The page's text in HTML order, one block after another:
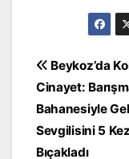
Yazı
Beykoz’da
Cinayet:
Bahanesiyle
Sevgilisini 5 Kez
Bıçakladı